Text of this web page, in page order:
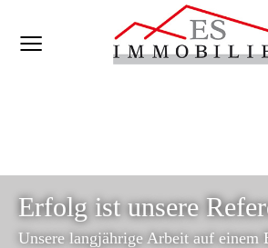
Erfolg ist unsere
Unsere langjährige Arbeit auf einem